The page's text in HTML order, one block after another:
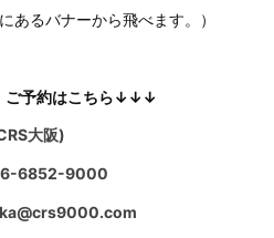
あるバナーから飛べます。）
ご予約はこちら↓↓↓
大阪)
6852-9000